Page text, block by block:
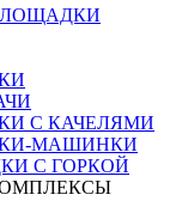
С КАЧЕЛЯМИ
МАШИНКИ
С ГОРКОЙ